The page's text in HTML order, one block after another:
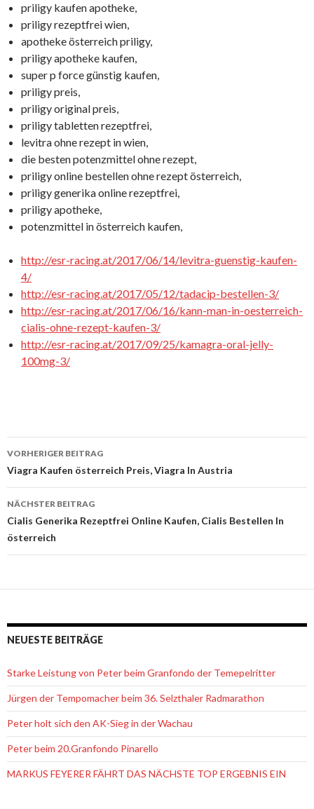
priligy kaufen apotheke,
priligy rezeptfrei wien,
apotheke österreich priligy,
priligy apotheke kaufen,
super p force günstig kaufen,
priligy preis,
priligy original preis,
priligy tabletten rezeptfrei,
levitra ohne rezept in wien,
die besten potenzmittel ohne rezept,
priligy online bestellen ohne rezept österreich,
priligy generika online rezeptfrei,
priligy apotheke,
potenzmittel in österreich kaufen,
http://esr-racing.at/2017/06/14/levitra-guenstig-kaufen-
4/
http://esr-racing.at/2017/05/12/tadacip-bestellen-3/
http://esr-racing.at/2017/06/16/kann-man-in-oesterreich-
cialis-ohne-rezept-kaufen-3/
http://esr-racing.at/2017/09/25/kamagra-oral-jelly-
100mg-3/
Beitrags-
Navigation
VORHERIGER BEITRAG
Viagra Kaufen österreich Preis, Viagra In Austria
NÄCHSTER BEITRAG
Cialis Generika Rezeptfrei Online Kaufen, Cialis Bestellen In
österreich
NEUESTE BEITRÄGE
Starke Leistung von Peter beim Granfondo der Temepelritter
Jürgen der Tempomacher beim 36. Selzthaler Radmarathon
Peter holt sich den AK-Sieg in der Wachau
Peter beim 20.Granfondo Pinarello
MARKUS FEYERER FÄHRT DAS NÄCHSTE TOP ERGEBNIS EIN